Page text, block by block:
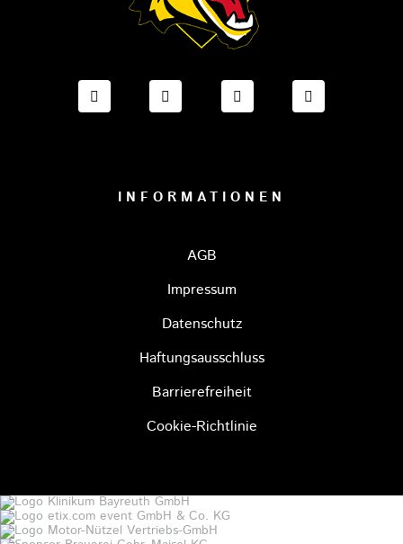
FACEBOOK ONESTO TIGERS BAYREUTH
INSTAGRAM ONESTO TIGERS
TIKTOK ONESTO
INFORMATIONEN
AGB
Impressum
Datenschutz
Haftungsausschluss
Barrierefreiheit
Cookie-Richtlinie